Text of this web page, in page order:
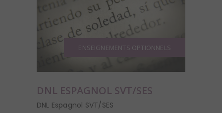
ENSEIGNEMENTS OPTIONNELS
DNL ESPAGNOL SVT/SES
DNL Espagnol SVT/SES